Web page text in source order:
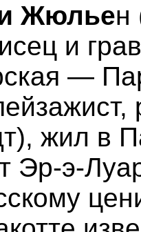
Жюльен
и
—
жил в
Эр-э-